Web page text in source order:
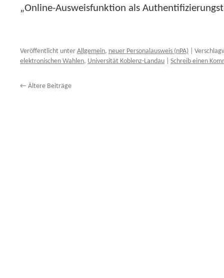
„Online-Ausweisfunktion als
Veröffentlicht unter Allgemein, neuer Personalausweis (nPA)
elektronischen Wahlen, Universität Koblenz-Landau Schreib einen
← Ältere Beiträge